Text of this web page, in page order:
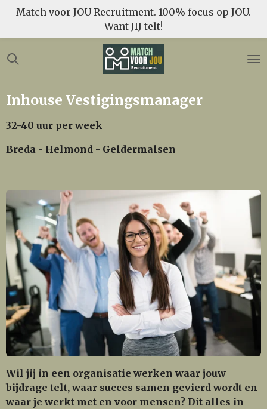
Ga
naar
de
Match voor JOU Recruitment. 100% focus op JOU.
Want JIJ telt!
Inhouse Vestigingsmanager
32-40 uur per week
Breda - Helmond - Geldermalsen
Wil jij in een organisatie werken waar jouw
bijdrage telt, waar succes samen gevierd wordt en
waar je werkt met en voor mensen? Dit alles in